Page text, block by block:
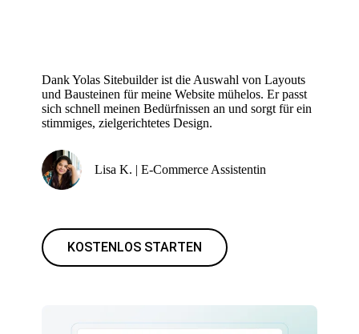
Dank Yolas Sitebuilder ist die Auswahl von Layouts
und Bausteinen für meine Website mühelos. Er passt
sich schnell meinen Bedürfnissen an und sorgt für ein
stimmiges, zielgerichtetes Design.
Lisa K. | E-Commerce Assistentin
KOSTENLOS STARTEN